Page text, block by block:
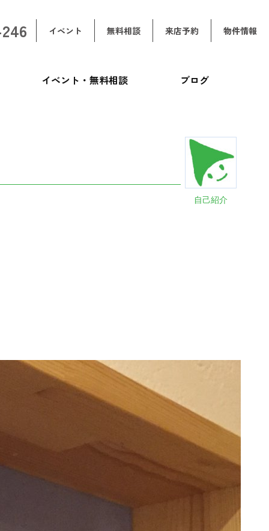
イベント 無料相談 来店予約 物件情報
イベント・無料相談 ブログ
自己紹介